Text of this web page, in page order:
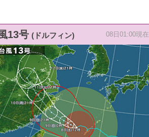
13号 (ドルフィン) 08日01:00現在